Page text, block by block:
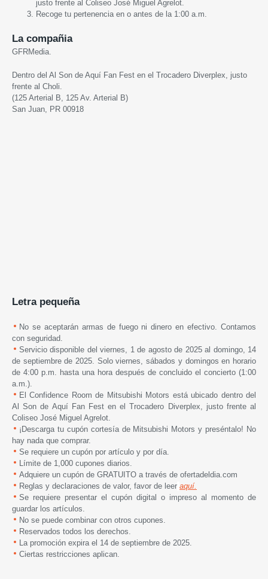
justo frente al Coliseo José Miguel Agrelot.
Recoge tu pertenencia en o antes de la 1:00 a.m.
La compañia
GFRMedia.
Dentro del Al Son de Aquí Fan Fest en el Trocadero Diverplex, justo
frente al Choli.
(125 Arterial B, 125 Av. Arterial B)
San Juan, PR 00918
Letra pequeña
No se aceptarán armas de fuego ni dinero en efectivo. Contamos
con seguridad.
Servicio disponible del viernes, 1 de agosto de 2025 al domingo, 14
de septiembre de 2025. Solo viernes, sábados y domingos en horario
de 4:00 p.m. hasta una hora después de concluido el concierto (1:00
a.m.).
El Confidence Room de Mitsubishi Motors está ubicado dentro del
Al Son de Aquí Fan Fest en el Trocadero Diverplex, justo frente al
Coliseo José Miguel Agrelot.
¡Descarga tu cupón cortesía de Mitsubishi Motors y preséntalo! No
hay nada que comprar.
Se requiere un cupón por artículo y por día.
Límite de 1,000 cupones diarios.
Adquiere un cupón de GRATUITO a través de ofertadeldia.com
Reglas y declaraciones de valor, favor de leer aquí.
Se requiere presentar el cupón digital o impreso al momento de
guardar los artículos.
No se puede combinar con otros cupones.
Reservados todos los derechos.
La promoción expira el 14 de septiembre de 2025.
Ciertas restricciones aplican.